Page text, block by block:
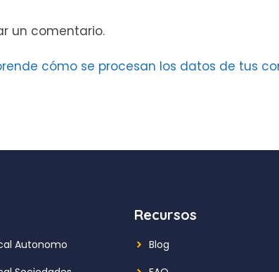
un comentario.
cómo se procesan los datos de tus
Autonomo
Recursos
Blog